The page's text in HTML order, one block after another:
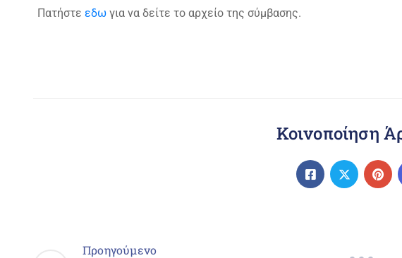
Πατήστε εδω για να δείτε το αρχείο της σύμβασης.
Κοινοποίηση
Προηγούμενο